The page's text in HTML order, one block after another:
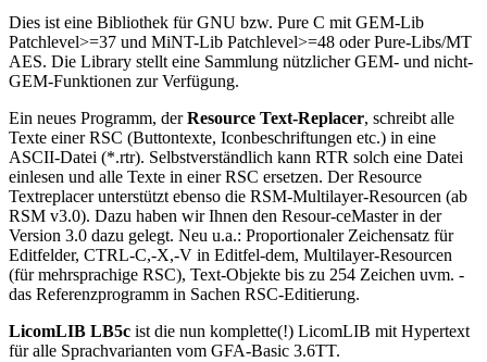
Dies ist eine Bibliothek für GNU bzw. Pure C mit GEM-Lib
Patchlevel>=37 und MiNT-Lib Patchlevel>=48 oder Pure-Libs/MT
AES. Die Library stellt eine Sammlung nützlicher GEM- und nicht-
GEM-Funktionen zur Verfügung.
Ein neues Programm, derResource Text-Replacer, schreibt alle
Texte einer RSC (Buttontexte, Iconbeschriftungen etc.) in eine
ASCII-Datei (*.rtr). Selbstverständlich kann RTR solch eine Datei
einlesen und alle Texte in einer RSC ersetzen. Der Resource
Textreplacer unterstützt ebenso die RSM-Multilayer-Resourcen (ab
RSM v3.0). Dazu haben wir Ihnen den Resour-ceMaster in der
Version 3.0 dazu gelegt. Neu u.a.: Proportionaler Zeichensatz für
Editfelder, CTRL-C,-X,-V in Editfel-dem, Multilayer-Resourcen
(für mehrsprachige RSC), Text-Objekte bis zu 254 Zeichen uvm. -
das Referenzprogramm in Sachen RSC-Editierung.
LicomLIB LB5c ist die nun komplette(!) LicomLIB mit Hypertext
für alle Sprachvarianten vom GFA-Basic 3.6TT.